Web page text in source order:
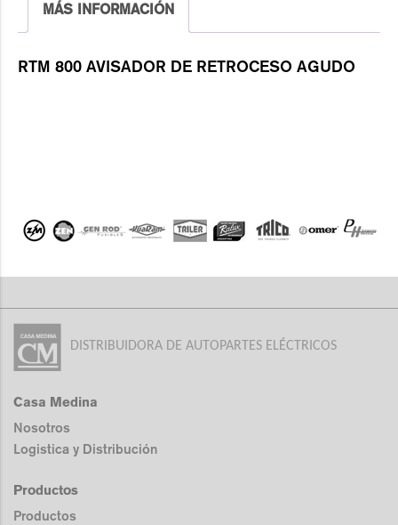
MÁS INFORMACIÓN
RTM 800 AVISADOR DE RETROCESO AGUDO
DISTRIBUIDORA DE AUTOPARTES ELÉCTRICOS
Casa Medina
Nosotros
Logistica y Distribución
Productos
Productos